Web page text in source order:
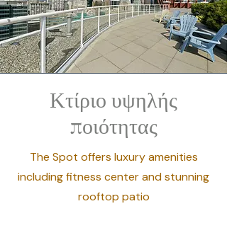
Κτίριο υψηλής
ποιότητας
The Spot offers luxury amenities
including fitness center and stunning
rooftop patio